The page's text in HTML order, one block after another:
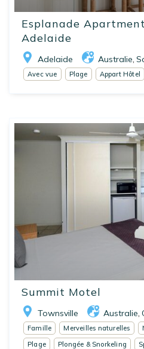
Esplanade
Adelaide
Adelaide Australie
Avec vue Plage Appart Hôtel
Summit Motel
Townsville Australie
Famille Merveilles naturelles
Plage
Plongée & Snorkeling